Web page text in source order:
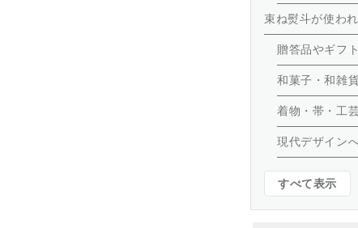
束ね熨斗が使わ
贈答品やギフ
和菓子・和雑
着物・帯・工
現代デザイン
すべて表示